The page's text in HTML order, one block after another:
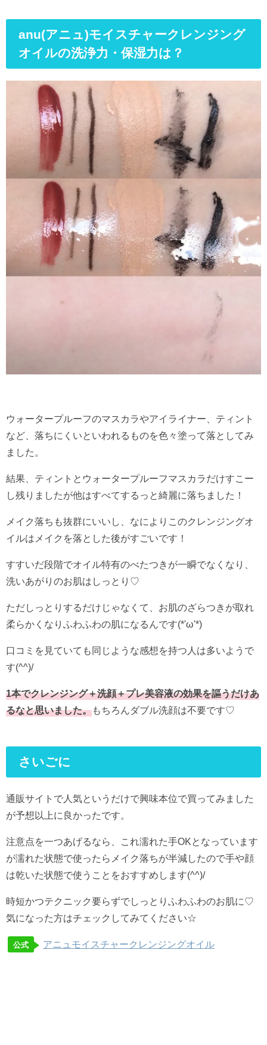
anu(アニュ)モイスチャークレンジング
オイルの洗浄力・保湿力は？
ウォータープルーフのマスカラやアイライナー、ティント
など、落ちにくいといわれるものを色々塗って落としてみ
ました。
結果、ティントとウォータープルーフマスカラだけすこー
し残りましたが他はすべてするっと綺麗に落ちました！
メイク落ちも抜群にいいし、なによりこのクレンジングオ
イルはメイクを落とした後がすごいです！
すすいだ段階でオイル特有のべたつきが一瞬でなくなり、
洗いあがりのお肌はしっとり♡
ただしっとりするだけじゃなくて、お肌のざらつきが取れ
柔らかくなりふわふわの肌になるんです(*'ω'*)
口コミを見ていても同じような感想を持つ人は多いようで
す(^^)/
1本でクレンジング＋洗顔＋プレ美容液の効果を謳うだけあ
るなと思いました。もちろんダブル洗顔は不要です♡
さいごに
通販サイトで人気というだけで興味本位で買ってみました
が予想以上に良かったです。
注意点を一つあげるなら、これ濡れた手OKとなっています
が濡れた状態で使ったらメイク落ちが半減したので手や顔
は乾いた状態で使うことをおすすめします(^^)/
時短かつテクニック要らずでしっとりふわふわのお肌に♡
気になった方はチェックしてみてください☆
公式 アニュモイスチャークレンジングオイル